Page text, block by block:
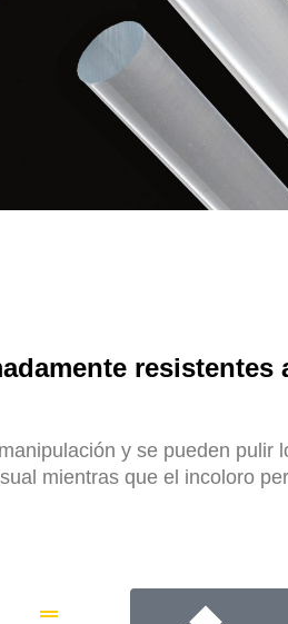
resistentes
y se pueden pulir
mientras que el incoloro